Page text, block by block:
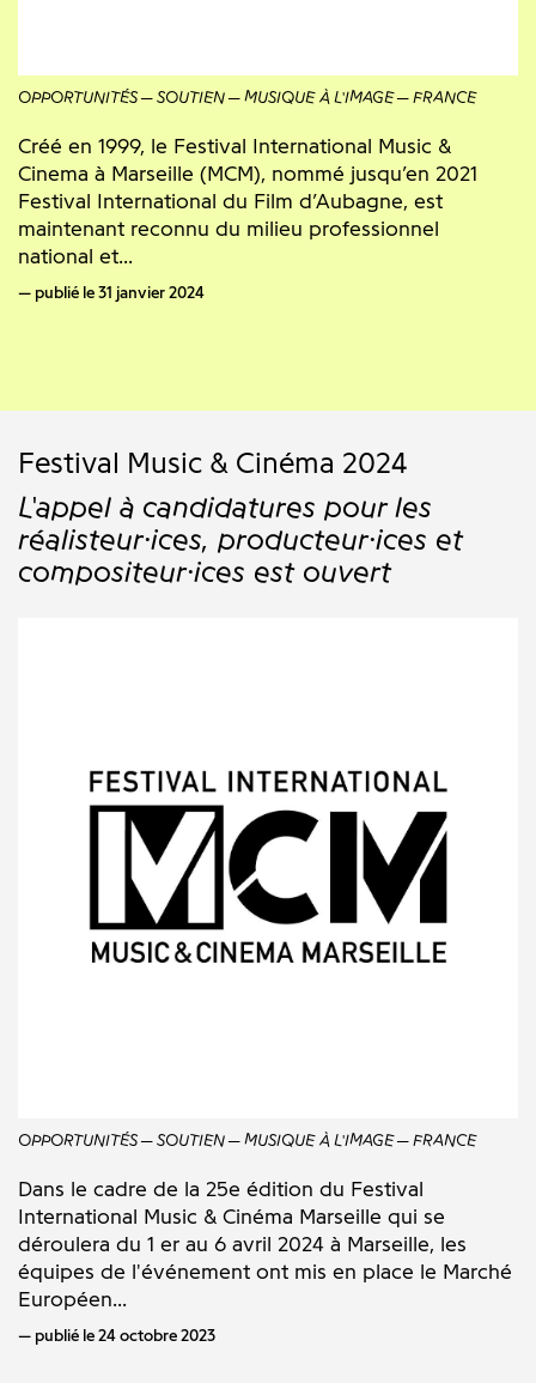
OPPORTUNITÉS SOUTIEN MUSIQUE À L'IMAGE FRANCE
Créé en 1999, le Festival International Music &
Cinema à Marseille (MCM), nommé jusqu’en 2021
Festival International du Film d’Aubagne, est
maintenant reconnu du milieu professionnel
national et...
publié le 31 janvier 2024
Festival Music & Cinéma 2024
L'appel à candidatures pour les
réalisteur·ices, producteur·ices et
compositeur·ices est ouvert
OPPORTUNITÉS SOUTIEN MUSIQUE À L'IMAGE FRANCE
Dans le cadre de la 25e édition du Festival
International Music & Cinéma Marseille qui se
déroulera du 1 er au 6 avril 2024 à Marseille, les
équipes de l'événement ont mis en place le Marché
Européen...
publié le 24 octobre 2023